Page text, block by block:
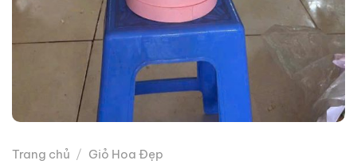
Trang chủ / Giỏ Hoa Đẹp